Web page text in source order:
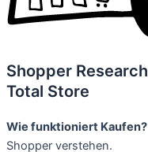
Shopper Research
Total Store
Wie funktioniert Kaufen?
Shopper verstehen.